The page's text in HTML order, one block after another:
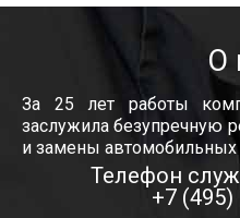
О
За 25 лет работы
заслужила безупречную
и замены автомобильных
Телефон
+7 (495)